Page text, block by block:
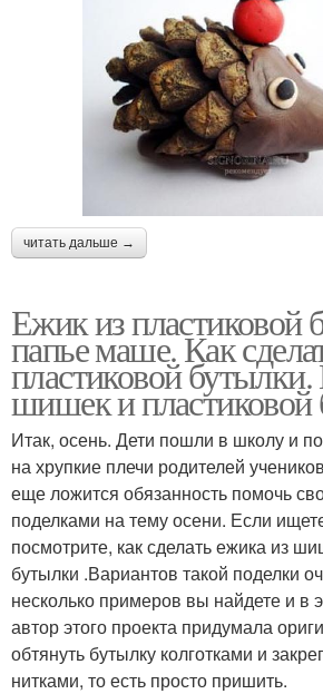
читать дальше →
Ежик из пластиковой
папье маше. Как
пластиковой
шишек и пластиковой
Итак, осень. Дети пошли в школу и
на хрупкие плечи родителей
еще ложится обязанность помочь
поделками на тему осени. Если
посмотрите, как сделать ежика из
бутылки .Вариантов такой поделки
несколько примеров вы найдете и в
автор этого проекта придумала
обтянуть бутылку колготками и
нитками, то есть просто пришить.